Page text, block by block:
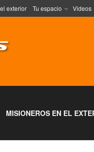
exterior Tu espacio Videos
MISIONEROS EN EL